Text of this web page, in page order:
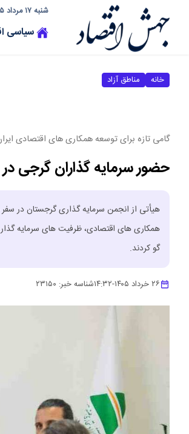
شنبه ۱۷ مرداد ۱۴۰۵
سیاسی
خانه مناطق آزاد
گامی تازه برای توسعه همکاری‌ های اقتصادی
حضور سرمایه گذاران گرجی
هیأتی از انجمن سرمایه‌ گذاری گرجستان در سفر
همکاری‌ های اقتصادی، ظرفیت ‌های سرمایه
گو کردند.
۲۶ خرداد ۱۴۰۵ -۱۴:۳۲شناسه خبر: ۲۳۱۵۰